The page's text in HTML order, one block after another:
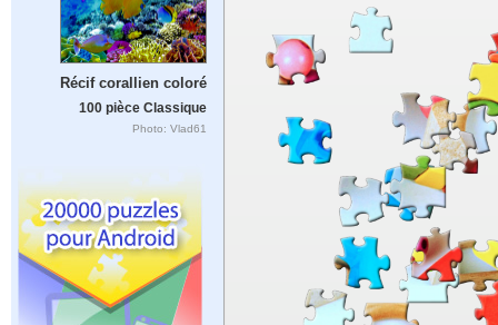
Récif corallien coloré
100 pièce Classique
Photo: Vlad61